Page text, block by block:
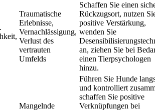
Traumatische
Erlebnisse,
Vernachlässigung,
Verlust des
vertrauten
Umfelds
Schaffen Sie einen
Rückzugsort, nutzen
positive Verstärkung,
wenden Sie
an, ziehen Sie bei
einen Tierpsychologen
hinzu.
Mangelnde
Führen Sie Hunde
und kontrolliert
schaffen Sie positive
Verknüpfungen bei